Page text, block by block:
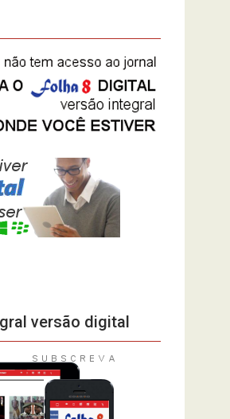
versão digital